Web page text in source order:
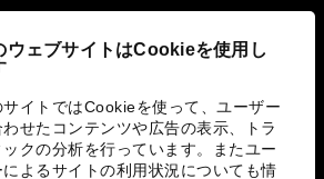
ウェブサイトはCookieを使用し
サイトではCookieを使って、ユーザー
わせたコンテンツや広告の表示、トラ
ックの分析を行っています。またユー
によるサイトの利用状況についても情
取り組み